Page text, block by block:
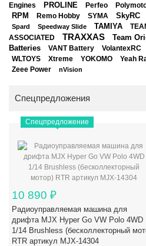
Engines
PROLINE Perfeo
RPM Remo Hobby SYMA SkyRC
Spard Speedway Slide TAMIYA
ASSOCIATED
TRAXXAS
Team
Batteries
VANT Battery VolantexRC
WLTOYS Xtreme YOKOMO Yeah
Zeee Power nVision
Спецпредложения
Спецпредложение
10 890 ₽
Радиоуправляемая машина для
дрифта MJX Hyper Go VW Polo 4WD
1/14 Brushless (бесколлекторный
RTR артикул MJX-14304